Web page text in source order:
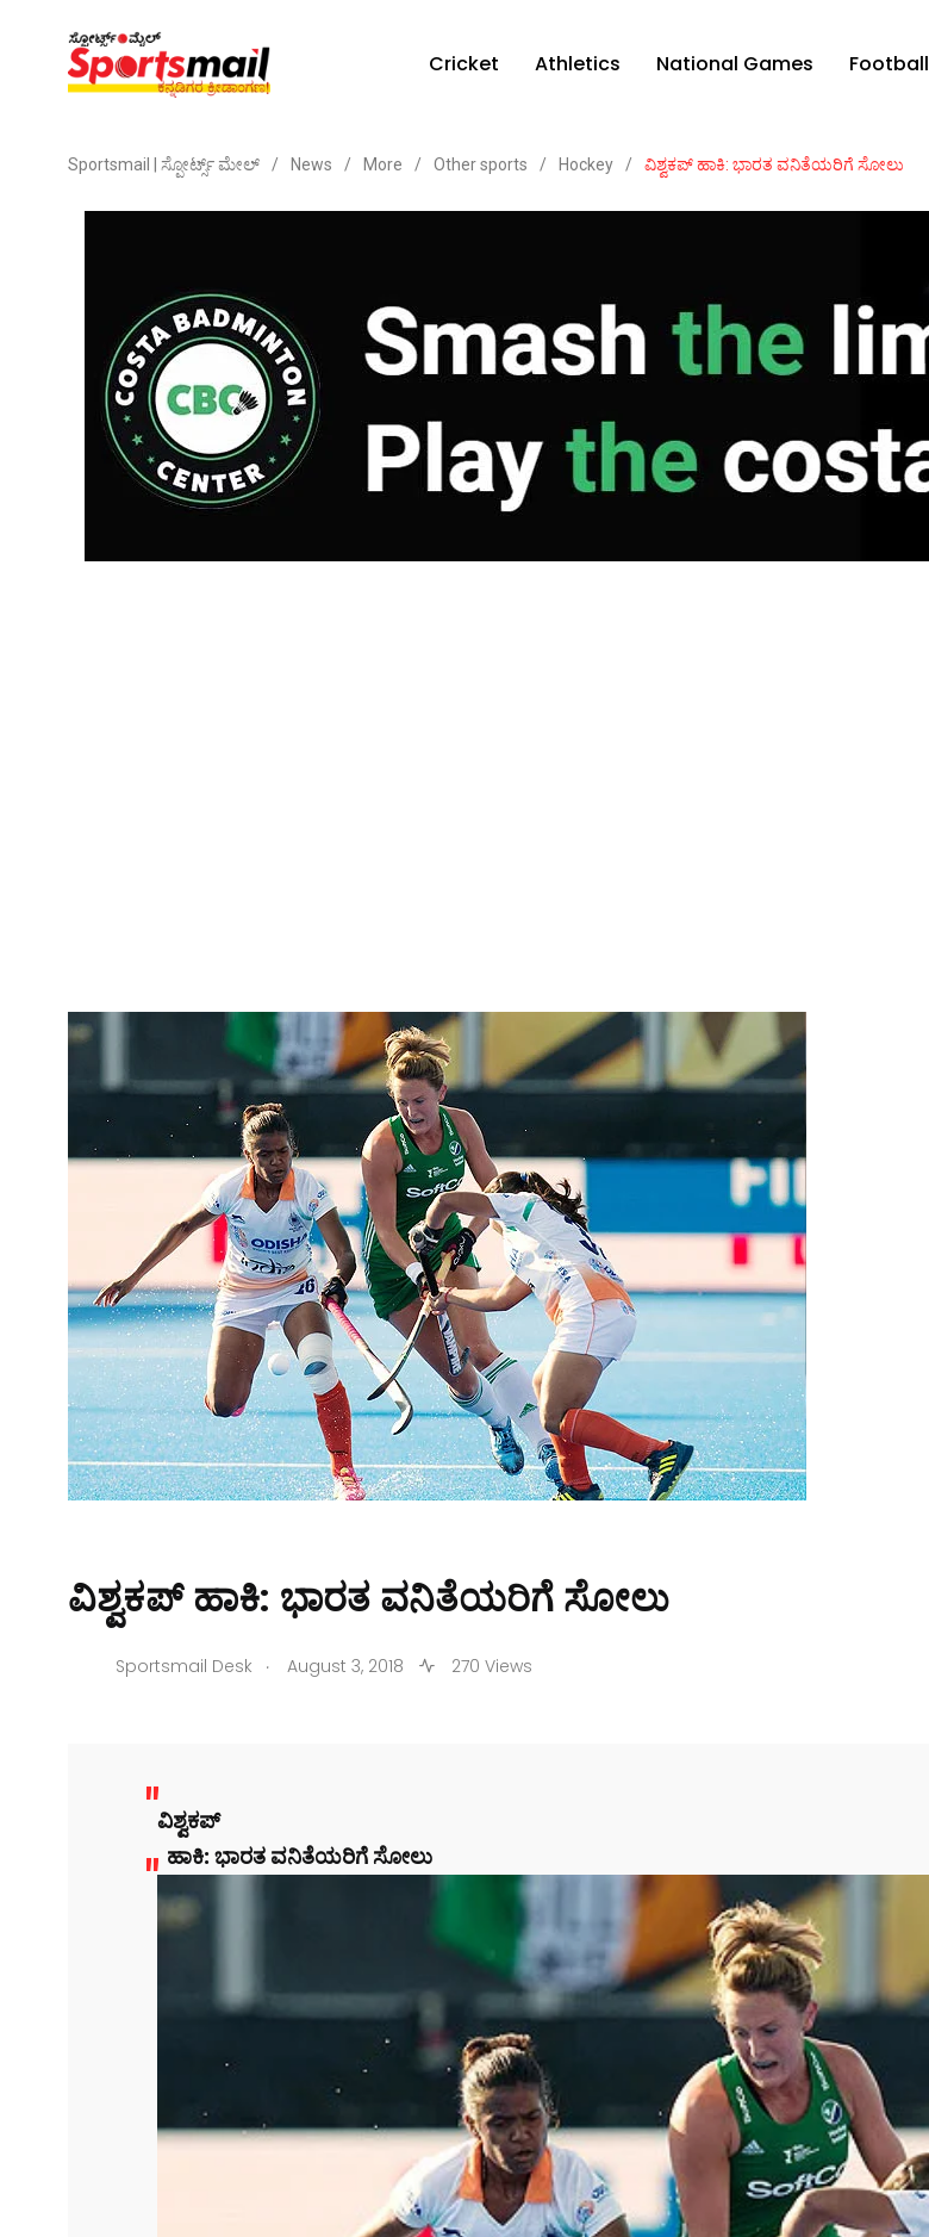
Cricket Athletics National Games Football
Sportsmail | ಸ್ಪೋರ್ಟ್ಸ್ ಮೇಲ್ / News / More / Other sports / Hockey / ವಿಶ್ವಕಪ್ ಹಾಕಿ: ಭಾರತ ವನಿತೆಯರಿಗೆ ಸೋಲು
ವಿಶ್ವಕಪ್ ಹಾಕಿ: ಭಾರತ ವನಿತೆಯರಿಗೆ ಸೋಲು
Sportsmail Desk . August 3, 2018 270 Views
ವಿಶ್ವಕಪ್
ಹಾಕಿ: ಭಾರತ ವನಿತೆಯರಿಗೆ ಸೋಲು